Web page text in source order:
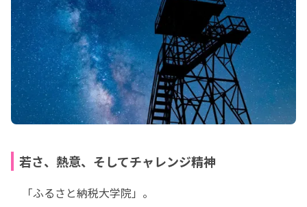
若さ、熱意、そしてチャレンジ精神
「ふるさと納税大学院」。